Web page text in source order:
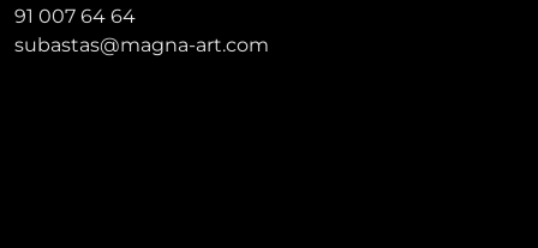
91 007 64 64
subastas@magna-art.com